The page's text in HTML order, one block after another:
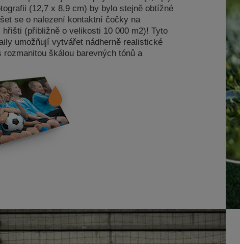
(12,7 x 8,9 cm) by bylo stejně obtížné
se o nalezení kontaktní čočky na
hřišti (přibližně o velikosti 10 000 m2)! Tyto
umožňují vytvářet nádherně realistické
rozmanitou škálou barevných tónů a